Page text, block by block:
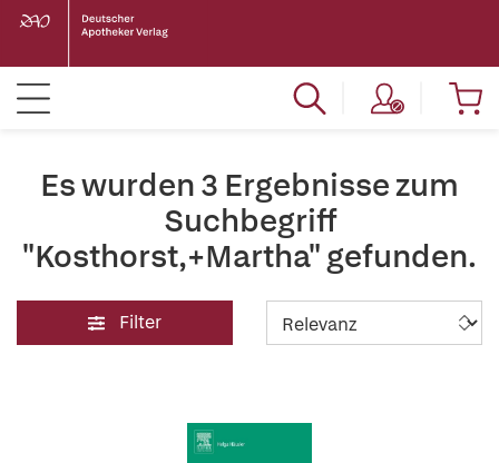
Es wurden 3 Ergebnisse zum
Suchbegriff
"Kosthorst,+Martha" gefunden.
Filter